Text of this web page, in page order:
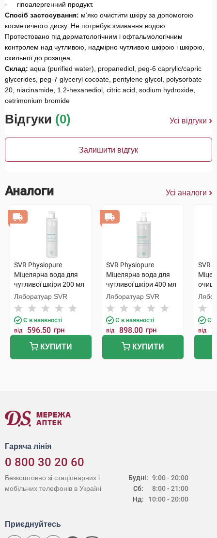
· гіпоалергенний продукт.
Спосіб застосування: м’яко очистити шкіру за допомогою
косметичного диску. Не потребує змивання водою.
Протестовано під дерматологічним і офтальмологічним
контролем над чутливою, надмірно чутливою шкірою і шкірою,
схильної до розацеа.
Склад: aqua (purified water), propanediol, peg-6 caprylic/capric
glycerides, peg-7 glyceryl cocoate, pentylene glycol, polysorbate
20, niacinamide, 1.2-hexanediol, citric acid, sodium hydroxide,
cetrimonium bromide
Відгуки (0) Усі відгуки
Залишити відгук
Аналоги Усі аналоги
SVR Physiopure
Міцелярна вода для
чутливої шкіри 200 мл
1 флакон
Ляборатуар SVR
Є в наявності
від 596.50 грн
КУПИТИ
SVR Physiopure
Міцелярна вода для
чутливої шкіри 400 мл
1 флакон
Ляборатуар SVR
Є в наявності
від 898.00 грн
КУПИТИ
SVR
Є в
від
Гаряча лінія
0 800 30 20 60
Будні:
Сб:
Нд:
9:00 - 20:00
8:00 - 21:00
10:00 - 20:00
Безкоштовно зі стаціонарних і
мобільних телефонів в Україні
Приєднуйтесь